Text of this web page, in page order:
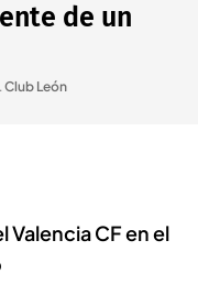
de un
.Club León
Valencia CF en el